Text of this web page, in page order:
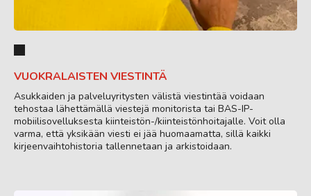
VUOKRALAISTEN VIESTINTÄ
Asukkaiden ja palveluyritysten välistä viestintää voidaan
tehostaa lähettämällä viestejä monitorista tai BAS-IP-
mobiilisovelluksesta kiinteistön-/kiinteistönhoitajalle. Voit olla
varma, että yksikään viesti ei jää huomaamatta, sillä kaikki
kirjeenvaihtohistoria tallennetaan ja arkistoidaan.